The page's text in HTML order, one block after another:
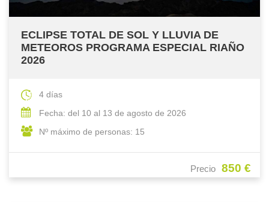
ECLIPSE TOTAL DE SOL Y LLUVIA DE
METEOROS PROGRAMA ESPECIAL RIAÑO
2026
Precio 850 €
4 días
Fecha: del 10 al 13 de agosto de 2026
Nº máximo de personas: 15